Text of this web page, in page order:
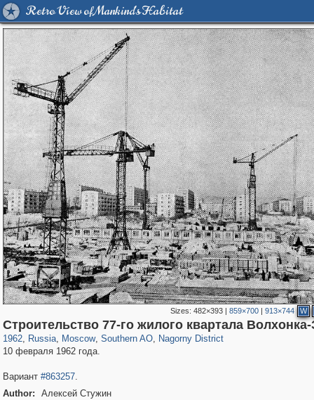
Retro View of Mankind's Habitat
Sizes: 482×393| 859×700| 913×744 W
Строительство 77-го жилого квартала
1962, Russia
1,406,842 29,243
, Moscow
319,861 8,286
, Southern AO
21,648 390
, Nagorny District
508 2
10 февраля 1962 года.
Вариант #863257.
Author:
Алексей Стужин